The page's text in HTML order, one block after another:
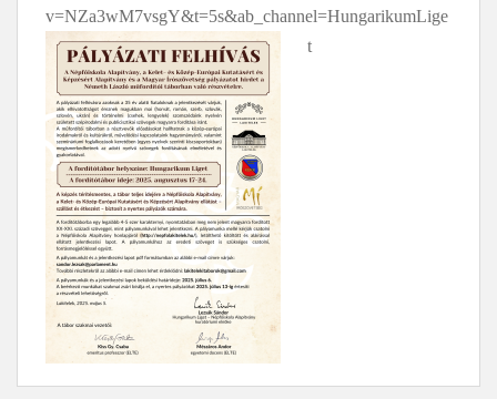
v=NZa3wM7vsgY&t=5s&ab_channel=HungarikumLige
t